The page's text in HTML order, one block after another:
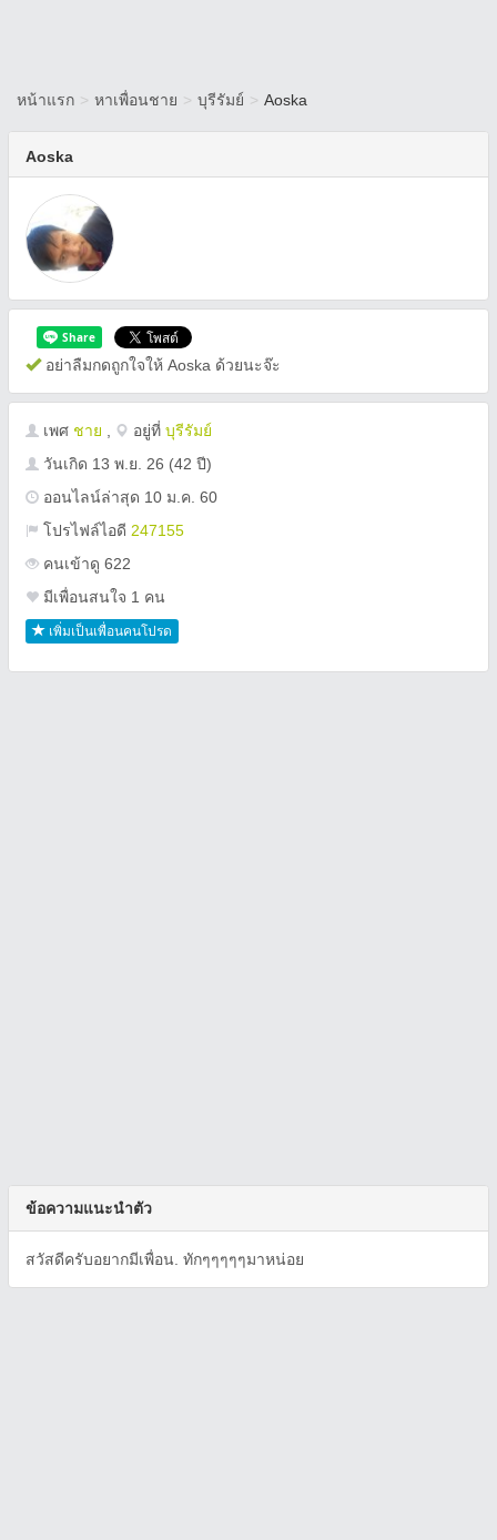
หน้าแรก > หาเพื่อนชาย > บุรีรัมย์ > Aoska
Aoska
อย่าลืมกดถูกใจให้ Aoska ด้วยนะจ๊ะ
เพศ ชาย อยู่ที่ บุรีรัมย์
วันเกิด 13 พ.ย. 26 (42 ปี)
ออนไลน์ล่าสุด 10 ม.ค. 60
โปรไฟล์ไอดี 247155
คนเข้าดู 622
มีเพื่อนสนใจ 1 คน
เพิ่มเป็นเพื่อนคนโปรด
ข้อความแนะนำตัว
สวัสดีครับอยากมีเพื่อน. ทักๆๆๆๆๆมาหน่อย